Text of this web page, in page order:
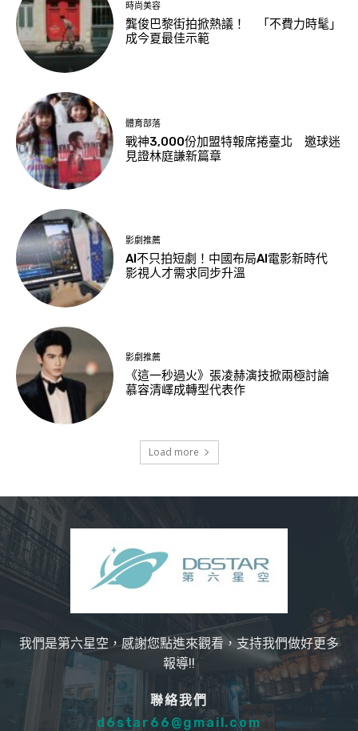
時尚美容
龔俊巴黎街拍掀熱議！ 「不費力時髦」
成今夏最佳示範
體育部落
戰神3,000份加盟特報席捲臺北 邀球迷
見證林庭謙新篇章
影劇推薦
AI不只拍短劇！中國布局AI電影新時代
影視人才需求同步升溫
影劇推薦
《這一秒過火》張凌赫演技掀兩極討論
慕容清嶧成轉型代表作
Load more
我們是第六星空，感謝您點進來觀看，支持我們做好更多
報導!!
聯絡我們
d6star66@gmail.com